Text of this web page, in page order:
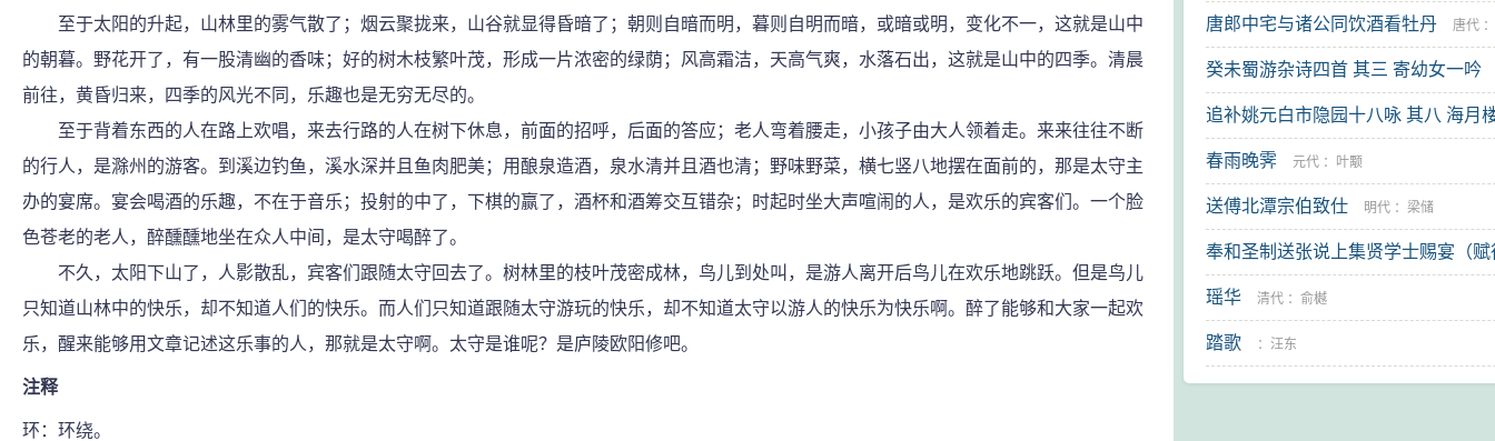
至于太阳的升起，山林里的雾气散了；烟云聚拢来，山谷就显得昏暗了；朝则自暗而明，暮则自明而暗，或暗或明，变化不一，这就是山中
的朝暮。野花开了，有一股清幽的香味；好的树木枝繁叶茂，形成一片浓密的绿荫；风高霜洁，天高气爽，水落石出，这就是山中的四季。清晨
前往，黄昏归来，四季的风光不同，乐趣也是无穷无尽的。
至于背着东西的人在路上欢唱，来去行路的人在树下休息，前面的招呼，后面的答应；老人弯着腰走，小孩子由大人领着走。来来往往不断
的行人，是滁州的游客。到溪边钓鱼，溪水深并且鱼肉肥美；用酿泉造酒，泉水清并且酒也清；野味野菜，横七竖八地摆在面前的，那是太守主
办的宴席。宴会喝酒的乐趣，不在于音乐；投射的中了，下棋的赢了，酒杯和酒筹交互错杂；时起时坐大声喧闹的人，是欢乐的宾客们。一个脸
色苍老的老人，醉醺醺地坐在众人中间，是太守喝醉了。
不久，太阳下山了，人影散乱，宾客们跟随太守回去了。树林里的枝叶茂密成林，鸟儿到处叫，是游人离开后鸟儿在欢乐地跳跃。但是鸟儿
只知道山林中的快乐，却不知道人们的快乐。而人们只知道跟随太守游玩的快乐，却不知道太守以游人的快乐为快乐啊。醉了能够和大家一起欢
乐，醒来能够用文章记述这乐事的人，那就是太守啊。太守是谁呢？是庐陵欧阳修吧。
注释
环：环绕。
唐郎中宅与诸公同饮酒看牡丹 唐代 ：
锡
癸未蜀游杂诗四首 其三 寄幼女一吟
代：丰子恺
追补姚元白市隐园十八咏 其八 海月
代：王世贞
春雨晚霁 元代 ： 叶颙
送傅北潭宗伯致仕 明代 ： 梁储
奉和圣制送张说上集贤学士赐宴（赋
字） 唐代 ： 刘升
瑶华 清代 ： 俞樾
踏歌 ： 汪东